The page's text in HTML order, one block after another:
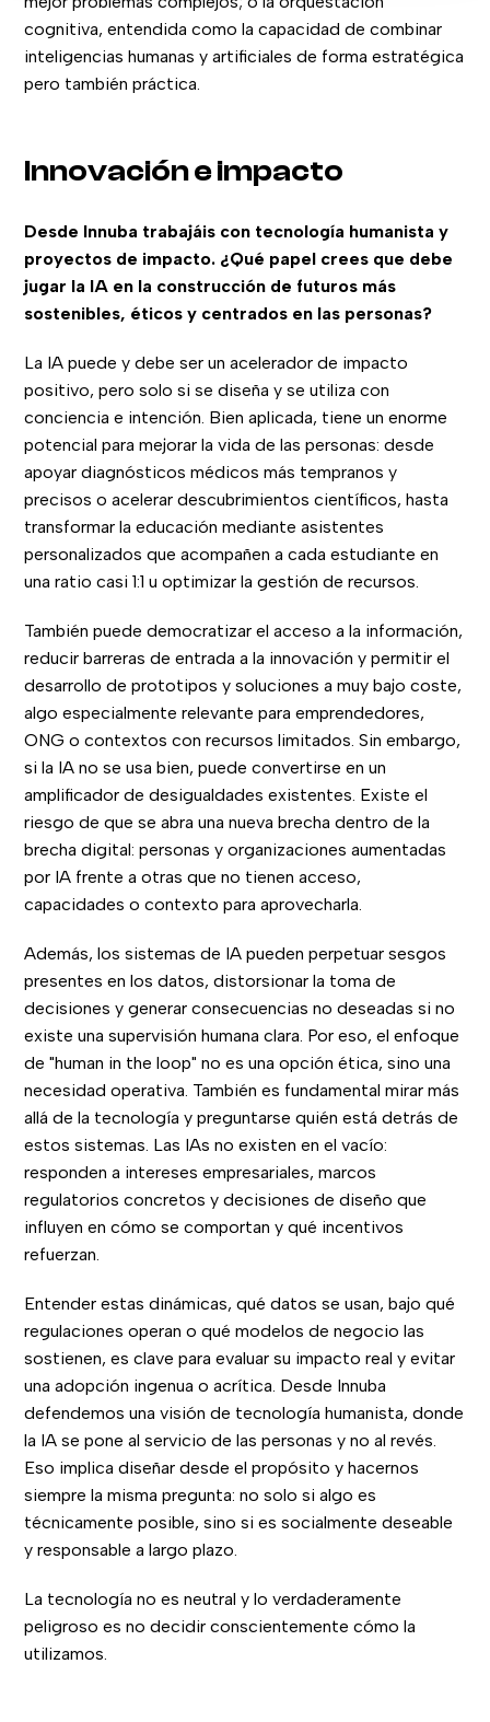
cognitiva, entendida como la capacidad de combinar
inteligencias humanas y artificiales de forma estratégica
pero también práctica.
Innovación e impacto
Desde Innuba trabajáis con tecnología humanista y
proyectos de impacto. ¿Qué papel crees que debe
jugar la IA en la construcción de futuros más
sostenibles, éticos y centrados en las personas?
La IA puede y debe ser un acelerador de impacto
positivo, pero solo si se diseña y se utiliza con
conciencia e intención. Bien aplicada, tiene un enorme
potencial para mejorar la vida de las personas: desde
apoyar diagnósticos médicos más tempranos y
precisos o acelerar descubrimientos científicos, hasta
transformar la educación mediante asistentes
personalizados que acompañen a cada estudiante en
una ratio casi 1:1 u optimizar la gestión de recursos.
También puede democratizar el acceso a la información,
reducir barreras de entrada a la innovación y permitir el
desarrollo de prototipos y soluciones a muy bajo coste,
algo especialmente relevante para emprendedores,
ONG o contextos con recursos limitados. Sin embargo,
si la IA no se usa bien, puede convertirse en un
amplificador de desigualdades existentes. Existe el
riesgo de que se abra una nueva brecha dentro de la
brecha digital: personas y organizaciones aumentadas
por IA frente a otras que no tienen acceso,
capacidades o contexto para aprovecharla.
Además, los sistemas de IA pueden perpetuar sesgos
presentes en los datos, distorsionar la toma de
decisiones y generar consecuencias no deseadas si no
existe una supervisión humana clara. Por eso, el enfoque
de "human in the loop" no es una opción ética, sino una
necesidad operativa. También es fundamental mirar más
allá de la tecnología y preguntarse quién está detrás de
estos sistemas. Las IAs no existen en el vacío:
responden a intereses empresariales, marcos
regulatorios concretos y decisiones de diseño que
influyen en cómo se comportan y qué incentivos
refuerzan.
Entender estas dinámicas, qué datos se usan, bajo qué
regulaciones operan o qué modelos de negocio las
sostienen, es clave para evaluar su impacto real y evitar
una adopción ingenua o acrítica. Desde Innuba
defendemos una visión de tecnología humanista, donde
la IA se pone al servicio de las personas y no al revés.
Eso implica diseñar desde el propósito y hacernos
siempre la misma pregunta: no solo si algo es
técnicamente posible, sino si es socialmente deseable
y responsable a largo plazo.
La tecnología no es neutral y lo verdaderamente
peligroso es no decidir conscientemente cómo la
utilizamos.